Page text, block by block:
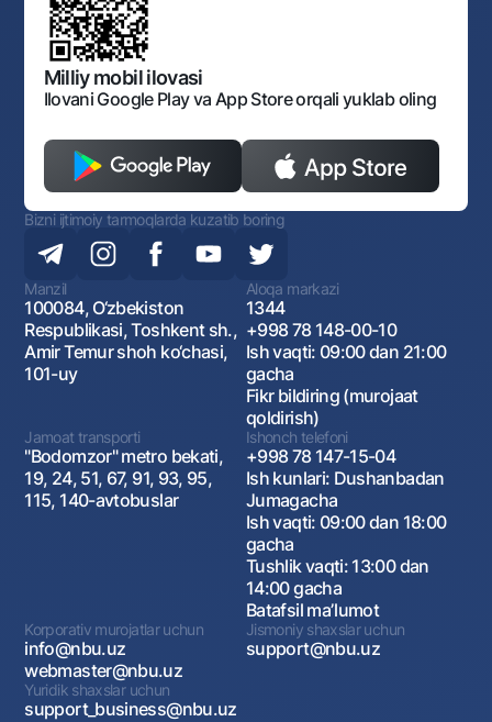
O'zbekiston Respublikasi Tashqi Iqtisodiy Faoliyat Milliy
Bankining ish tartibi va rejimi
Ochiq ma'lumotlar
Monopoliyaga qarshi komplaens
Milliy mobil ilovasi
Ilovani Google Play va App Store orqali yuklab oling
Bizni ijtimoiy tarmoqlarda kuzatib boring
Manzil
100084, O‘zbekiston
Respublikasi, Toshkent sh.,
Amir Temur shoh ko‘chasi,
101-uy
Aloqa markazi
1344
+998 78 148-00-10
Ish vaqti: 09:00 dan 21:00
gacha
Fikr bildiring (murojaat
qoldirish)
Jamoat transporti
"Bodomzor" metro bekati,
19, 24, 51, 67, 91, 93, 95,
115, 140-avtobuslar
Ishonch telefoni
+998 78 147-15-04
Ish kunlari: Dushanbadan
Jumagacha
Ish vaqti: 09:00 dan 18:00
gacha
Tushlik vaqti: 13:00 dan
14:00 gacha
Batafsil maʼlumot
Korporativ murojatlar uchun
info@nbu.uz
webmaster@nbu.uz
Jismoniy shaxslar uchun
support@nbu.uz
Yuridik shaxslar uchun
support_business@nbu.uz